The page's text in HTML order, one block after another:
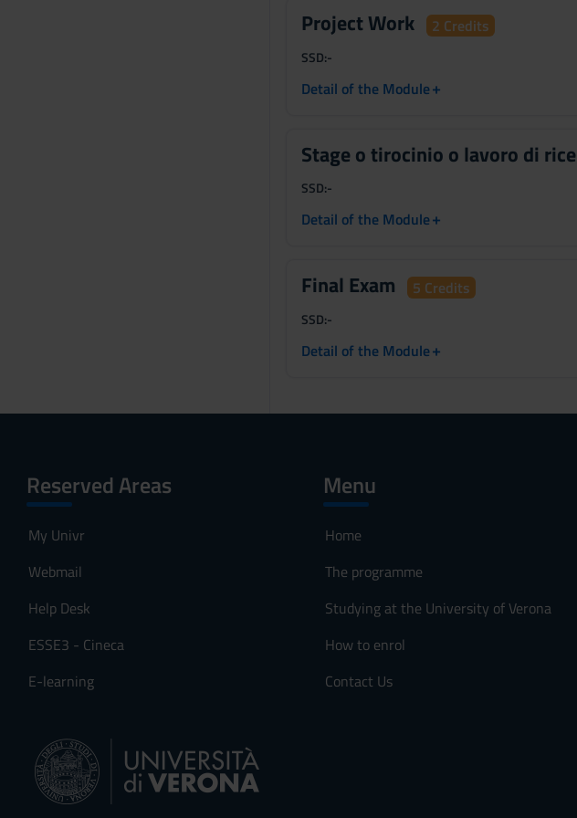
Project Work 2 Credits
SSD:-
Detail of the Module+
Stage o tirocinio o lavoro di
SSD:-
Detail of the Module+
Final Exam 5 Credits
SSD:-
Detail of the Module+
Reserved Areas
My Univr
Webmail
Help Desk
ESSE3 - Cineca
E-learning
Menu
Home
The programme
Studying at the University of Verona
How to enrol
Contact Us